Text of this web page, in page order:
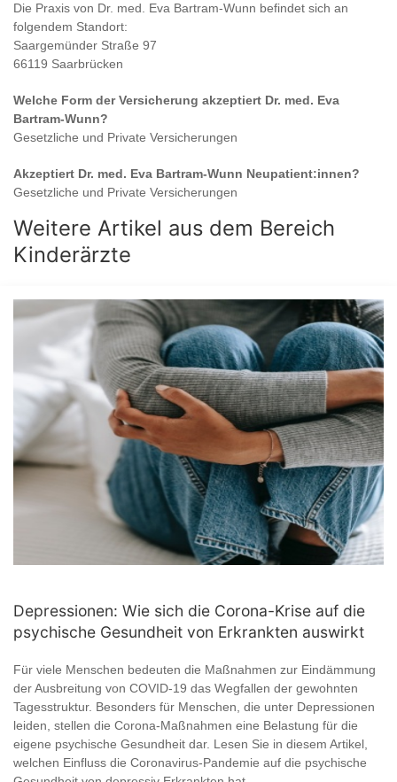
Die Praxis von Dr. med. Eva Bartram-Wunn befindet sich an
folgendem Standort:
Saargemünder Straße 97
66119 Saarbrücken
Welche Form der Versicherung akzeptiert Dr. med. Eva
Bartram-Wunn?
Gesetzliche und Private Versicherungen
Akzeptiert Dr. med. Eva Bartram-Wunn Neupatient:innen?
Gesetzliche und Private Versicherungen
Weitere Artikel aus dem Bereich
Kinderärzte
Depressionen: Wie sich die Corona-Krise auf die
psychische Gesundheit von Erkrankten auswirkt
Für viele Menschen bedeuten die Maßnahmen zur Eindämmung
der Ausbreitung von COVID-19 das Wegfallen der gewohnten
Tagesstruktur. Besonders für Menschen, die unter Depressionen
leiden, stellen die Corona-Maßnahmen eine Belastung für die
eigene psychische Gesundheit dar. Lesen Sie in diesem Artikel,
welchen Einfluss die Coronavirus-Pandemie auf die psychische